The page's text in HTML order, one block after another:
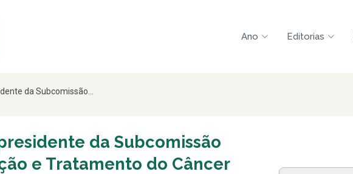
Ano Editorias
da Subcomissão...
da Subcomissão
e Tratamento do Câncer